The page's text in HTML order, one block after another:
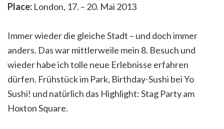
Place: London, 17. – 20. Mai 2013
Immer wieder die gleiche Stadt – und doch immer
anders. Das war mittlerweile mein 8. Besuch und
wieder habe ich tolle neue Erlebnisse erfahren
dürfen. Frühstück im Park, Birthday-Sushi bei Yo
Sushi! und natürlich das Highlight: Stag Party am
Hoxton Square.